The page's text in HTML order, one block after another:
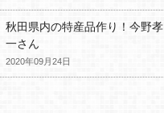
秋田県内の特産品作り！今野孝
一さん
2020年09月24日